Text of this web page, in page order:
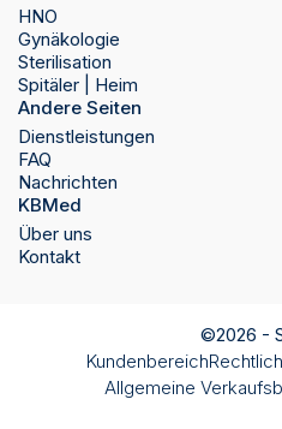
HNO
Gynäkologie
Sterilisation
Spitäler | Heim
Andere Seiten
Dienstleistungen
FAQ
Nachrichten
KBMed
Über uns
Kontakt
©2026 -
Kundenbereich
Allgemeine